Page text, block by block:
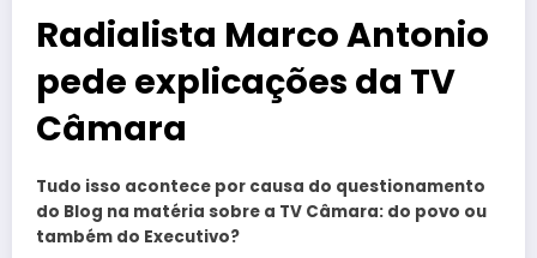
Radialista Marco Antonio
pede explicações da TV
Câmara
Tudo isso acontece por causa do questionamento
do Blog na matéria sobre a TV Câmara: do povo ou
também do Executivo?